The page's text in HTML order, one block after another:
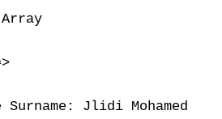
Surname: Jlidi Mohamed